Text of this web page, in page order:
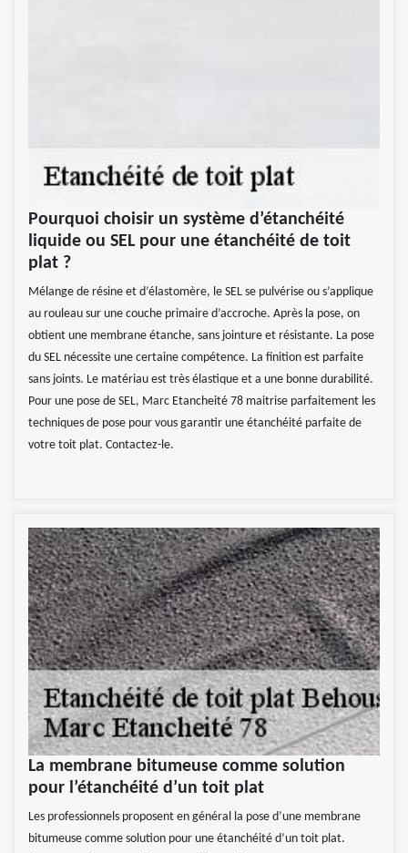
Pourquoi choisir un système d’étanchéité
liquide ou SEL pour une étanchéité de toit
plat ?
Mélange de résine et d’élastomère, le SEL se pulvérise ou s’applique
au rouleau sur une couche primaire d’accroche. Après la pose, on
obtient une membrane étanche, sans jointure et résistante. La pose
du SEL nécessite une certaine compétence. La finition est parfaite
sans joints. Le matériau est très élastique et a une bonne durabilité.
Pour une pose de SEL, Marc Etancheité 78 maitrise parfaitement les
techniques de pose pour vous garantir une étanchéité parfaite de
votre toit plat. Contactez-le.
La membrane bitumeuse comme solution
pour l’étanchéité d’un toit plat
Les professionnels proposent en général la pose d’une membrane
bitumeuse comme solution pour une étanchéité d’un toit plat.